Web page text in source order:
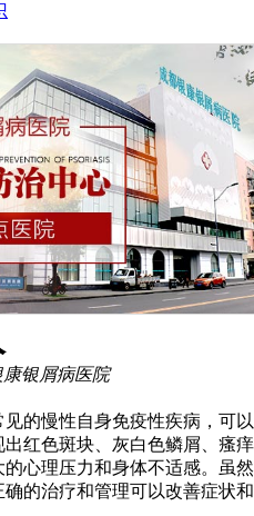
银屑病医院
的慢性自身免疫性疾病，可以
红色斑块、灰白色鳞屑、瘙痒
心理压力和身体不适感。虽然
的治疗和管理可以改善症状和